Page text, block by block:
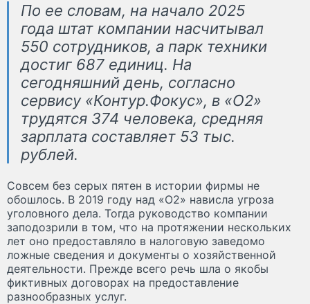
По ее словам, на начало 2025
года штат компании насчитывал
550 сотрудников, а парк техники
достиг 687 единиц. На
сегодняшний день, согласно
сервису «Контур.Фокус», в «О2»
трудятся 374 человека, средняя
зарплата составляет 53 тыс.
рублей.
Совсем без серых пятен в истории фирмы не
обошлось. В 2019 году над «О2» нависла угроза
уголовного дела. Тогда руководство компании
заподозрили в том, что на протяжении нескольких
лет оно предоставляло в налоговую заведомо
ложные сведения и документы о хозяйственной
деятельности. Прежде всего речь шла о якобы
фиктивных договорах на предоставление
разнообразных услуг.